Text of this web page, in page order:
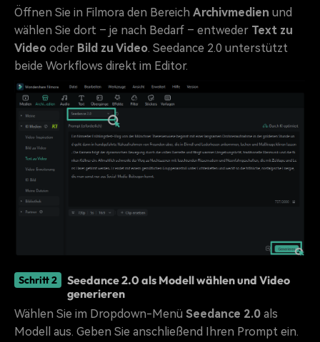
Öffnen Sie in Filmora den Bereich Archivmedien und
wählen Sie dort – je nach Bedarf – entweder Text zu
Video oder Bild zu Video. Seedance 2.0 unterstützt
beide Workflows direkt im Editor.
Schritt 2
Seedance 2.0 als Modell wählen und Video
generieren
Wählen Sie im Dropdown-Menü Seedance 2.0 als
Modell aus. Geben Sie anschließend Ihren Prompt ein.